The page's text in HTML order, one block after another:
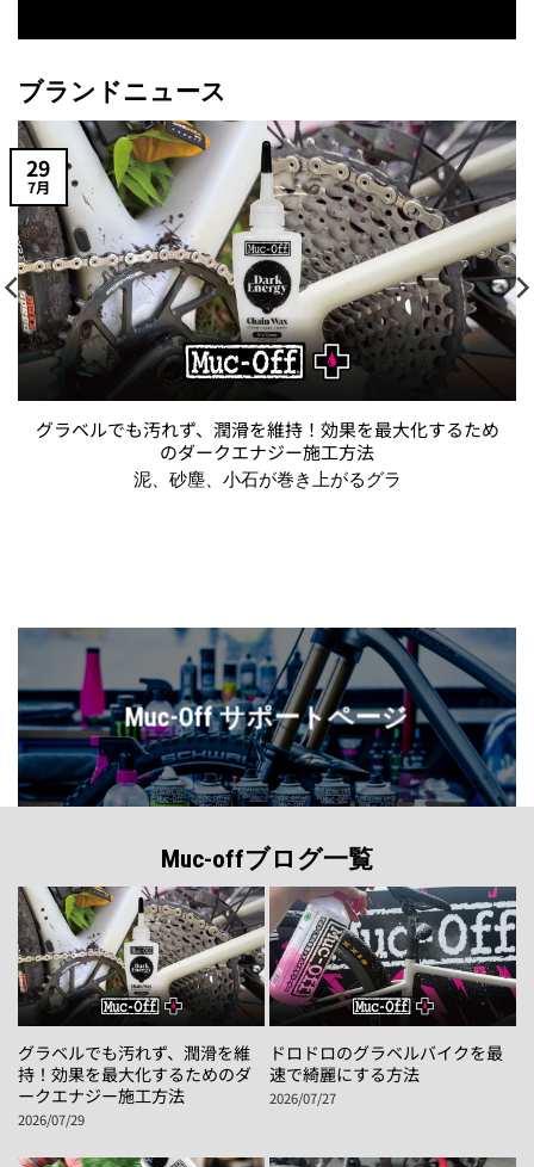
ブランドニュース
グラベルでも汚れず、潤滑を維持！効果を最大化するため
のダークエナジー施工方法
泥、砂塵、小石が巻き上がるグラ
29
7月
Muc-Off サポートページ
Muc-offブログ一覧
グラベルでも汚れず、潤滑を維
持！効果を最大化するためのダ
ークエナジー施工方法
2026/07/29
ドロドロのグラベルバイクを最
速で綺麗にする方法
2026/07/27